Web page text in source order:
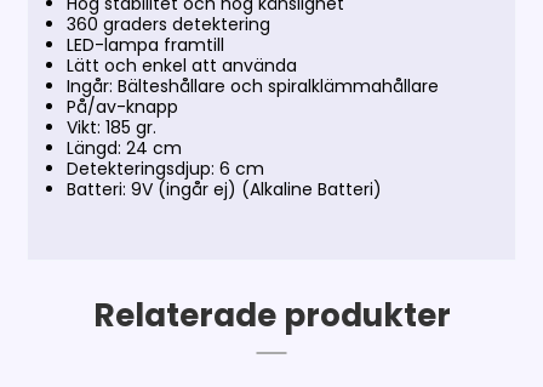
360 graders detektering
LED-lampa framtill
Lätt och enkel att använda
Ingår: Bälteshållare och spiralklämmahållare
På/av-knapp
Vikt: 185 gr.
Längd: 24 cm
Detekteringsdjup: 6 cm
Batteri: 9V (ingår ej) (Alkaline Batteri)
Relaterade produkter